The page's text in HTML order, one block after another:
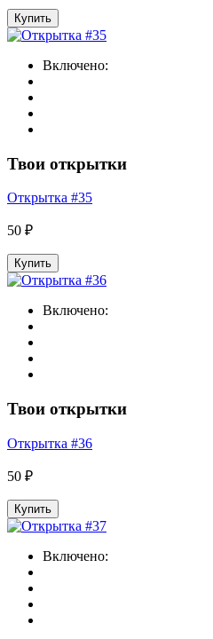
Купить
Включено:
Твои открытки
Открытка #35
50 ₽
Купить
Включено:
Твои открытки
Открытка #36
50 ₽
Купить
Включено: